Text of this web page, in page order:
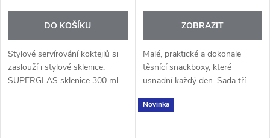
DO KOŠÍKU
Stylové servírování koktejlů si
zaslouží i stylové sklenice.
SUPERGLAS sklenice 300 ml
od značky Koziol jsou ideální
ZOBRAZIT
Malé, praktické a dokonale
těsnící snackboxy, které
usnadní každý den. Sada tří
krabiček Rikko je ideální na
svačiny pro děti, malé porce na
Novinka